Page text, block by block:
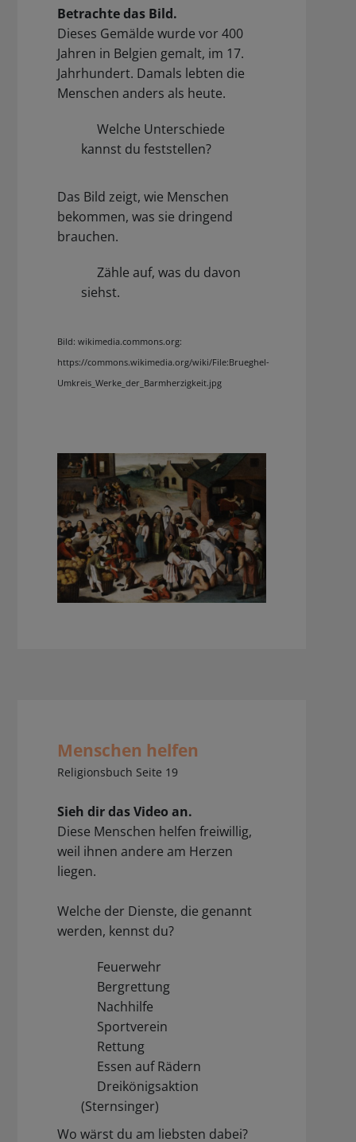
Betrachte das Bild.
Dieses Gemälde wurde vor 400
Jahren in Belgien gemalt, im 17.
Jahrhundert. Damals lebten die
Menschen anders als heute.
Welche Unterschiede
kannst du feststellen?
Das Bild zeigt, wie Menschen
bekommen, was sie dringend
brauchen.
Zähle auf, was du davon
siehst.
Bild: wikimedia.commons.org:
https://commons.wikimedia.org/wiki/File:Brueghel-
Umkreis_Werke_der_Barmherzigkeit.jpg
Menschen helfen
Religionsbuch Seite 19
Sieh dir das Video an.
Diese Menschen helfen freiwillig,
weil ihnen andere am Herzen
liegen.
Welche der Dienste, die genannt
werden, kennst du?
Feuerwehr
Bergrettung
Nachhilfe
Sportverein
Rettung
Essen auf Rädern
Dreikönigsaktion
(Sternsinger)
Wo wärst du am liebsten dabei?